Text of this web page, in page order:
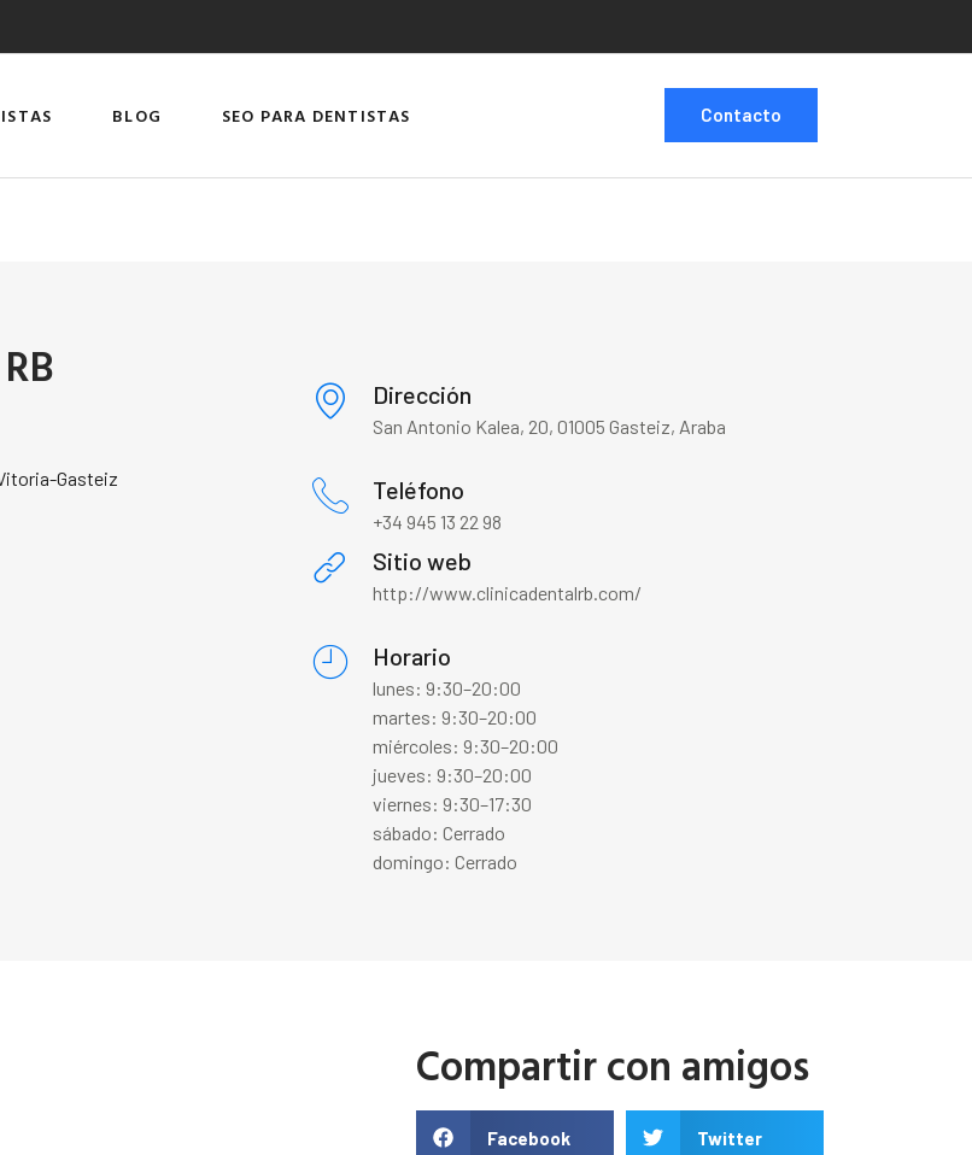
BLOG SEO PARA DENTISTAS Contacto
Gasteiz
Dirección
San Antonio Kalea, 20, 01005 Gasteiz, Araba
Teléfono
+34 945 13 22 98
Sitio web
http://www.clinicadentalrb.com/
Horario
lunes: 9:30–20:00
martes: 9:30–20:00
miércoles: 9:30–20:00
jueves: 9:30–20:00
viernes: 9:30–17:30
sábado: Cerrado
domingo: Cerrado
Compartir con amigos
Facebook Twitter